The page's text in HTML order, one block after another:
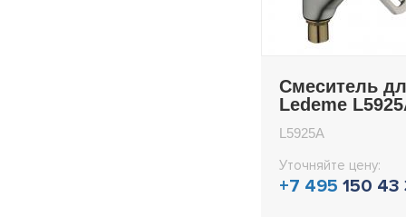
Смеситель
Ledeme
L5925A
Уточняйте цену:
+7 495 150 43